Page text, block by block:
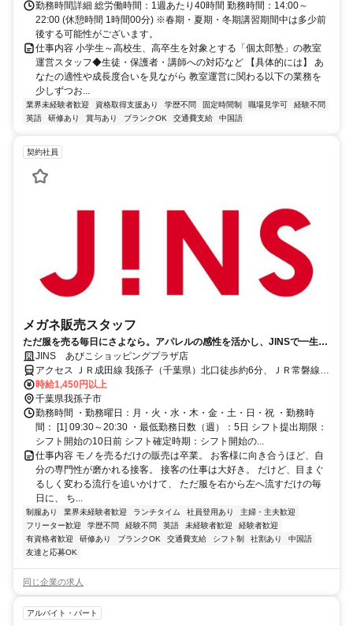
勤務時間詳細 総労働時間：1週あたり40時間 勤務時間：14:00～
22:00 (休憩時間 1時間00分) ※春期・夏期・冬期講習期間中は多少前
後する可能性がございます。
仕事内容 小学生～高校生、高卒生を対象とする「個太郎塾」の教室
運営スタッフ◆生徒・保護者・講師への対応など 【具体的には】 あ
なたの適性や成長度合いを見ながら 教室運営に関わる以下の業務を
少しずつお...
業界未経験者歓迎 資格取得支援あり 学歴不問 固定時間制 職場見学可
経験不問
英語
研修あり 賞与あり ブランクOK 交通費支給 中国語
契約社員
メガネ販売スタッフ
ただ服を売る毎日にさよなら。アパレルの感性を活かし、JINSで一生モ
ノの「専門技術職」へ。
JINS あびこショッピングプラザ店
アクセス ＪＲ成田線 我孫子（千葉県）北口徒歩約6分、ＪＲ常磐線
我孫子（千葉県）北口徒歩約6分 【電車】JR常磐線/JR成田線＜我孫
子駅＞徒歩５分
時給1,450円以上
千葉県我孫子市
勤務時間 ・勤務曜日：月・火・水・木・金・土・日・祝 ・勤務時
間： [1] 09:30～20:30 ・最低勤務日数（週）：5日 シフト提出期限：
シフト開始の10日前 シフト確定時期：シフト開始の...
仕事内容 モノを売るだけの販売は卒業。 お客様に向き合うほど、自
分の専門性が磨かれる接客。 接客の仕事は大好き。 だけど、目まぐ
るしく変わる流行を追いかけて、 ただ服を右から左へ流すだけの毎
日に、 ち...
制服あり 業界未経験者歓迎 ランチタイム 社員登用あり
主婦・主夫歓迎
フリーター歓迎
学歴不問 経験不問 英語 未経験者歓迎
経験者歓迎
有資格者歓迎
研修あり ブランクOK 交通費支給 シフト制 社割あり
中国語
友達と応募OK
同じ企業の求人
アルバイト・パート